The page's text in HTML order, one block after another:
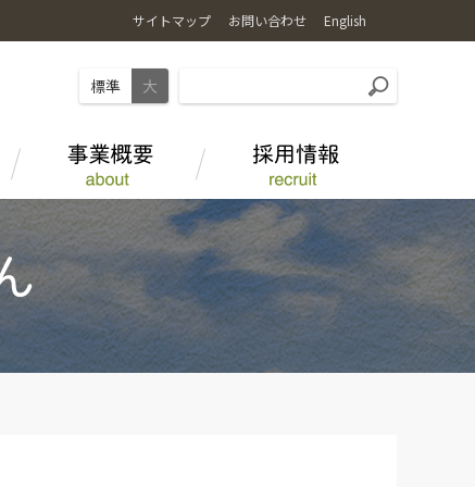
サイトマップ お問い合わせ English
標準 大
麦
海藻アルギット農産物
とやま和牛 酒粕育ち
お店で食べる
オリジナル商品
ＪＡ-ＳＳ
水田を活用した野菜栽培
事業部紹介
ＪＡグループについて